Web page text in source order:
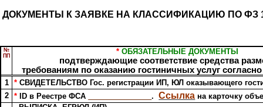
ДОКУМЕНТЫ К ЗАЯВКЕ НА КЛАССИФИКАЦИЮ ПО ФЗ
№
ПП
* ОБЯЗАТЕЛЬНЫЕ ДОКУМЕНТЫ
подтверждающие соответствие средства
требованиям по оказанию гостиничных услуг
1 *СВИДЕТЕЛЬСТВО Гос. регистрации ИП, ЮЛ оказывающего
2
*ID в Реестре ФСА ____________.Ссылка на карточку